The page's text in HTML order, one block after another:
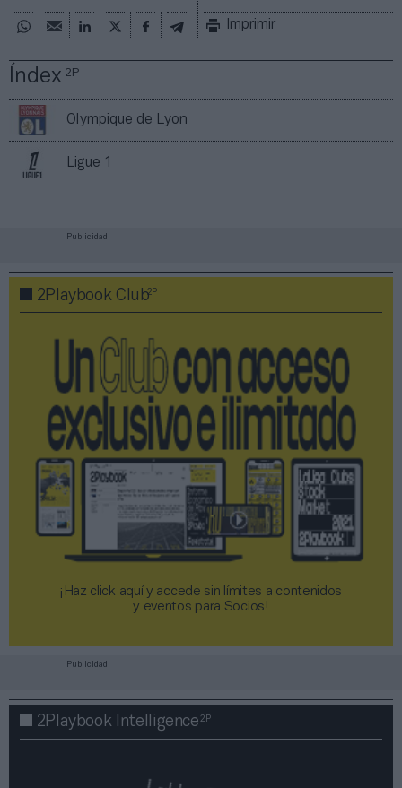
Índex2P
Olympique de Lyon
Ligue 1
Imprimir
Publicidad
2Playbook Club2P
¡Haz click aquí y accede sin límites a contenidos
y eventos para Socios!​​​​​​​
Publicidad
2Playbook Intelligence2P